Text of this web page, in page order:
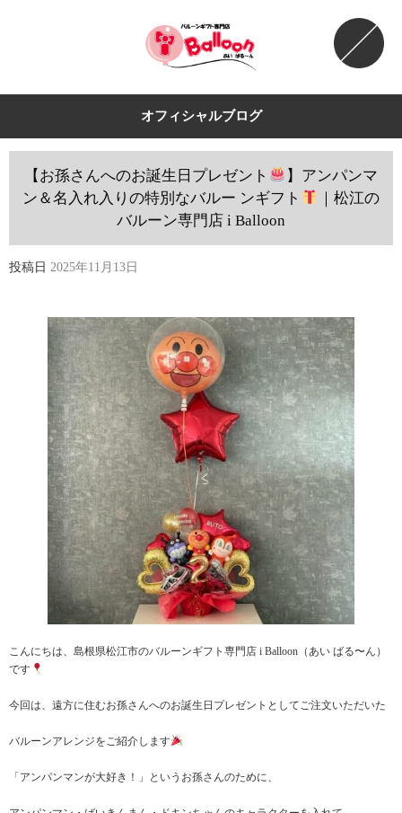
オフィシャルブログ
【お孫さんへのお誕生日プレゼント
】アンパンマ
ン＆名入れ入りの特別なバルー ンギフト
｜松江の
バルーン専門店 i Balloon
投稿日 2025年11月13日
こんにちは、島根県松江市のバルーンギフト専門店 i Balloon（あい ばる〜ん）
です
今回は、遠方に住むお孫さんへのお誕生日プレゼントとしてご注文いただいた
バルーンアレンジをご紹介します
「アンパンマンが大好き！」というお孫さんのために、